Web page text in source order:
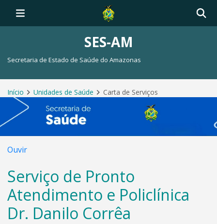
SES-AM
Secretaria de Estado de Saúde do Amazonas
Início Unidades de Saúde Carta de Serviços
Ouvir
Serviço de Pronto
Atendimento e Policlínica
Dr. Danilo Corrêa